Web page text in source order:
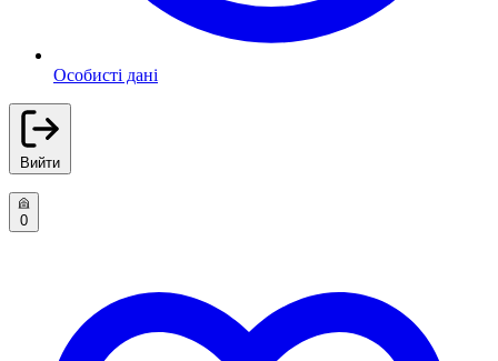
Особисті дані
Вийти
0